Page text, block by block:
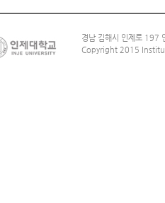
경남 김해시 인제로
Copyright 2015